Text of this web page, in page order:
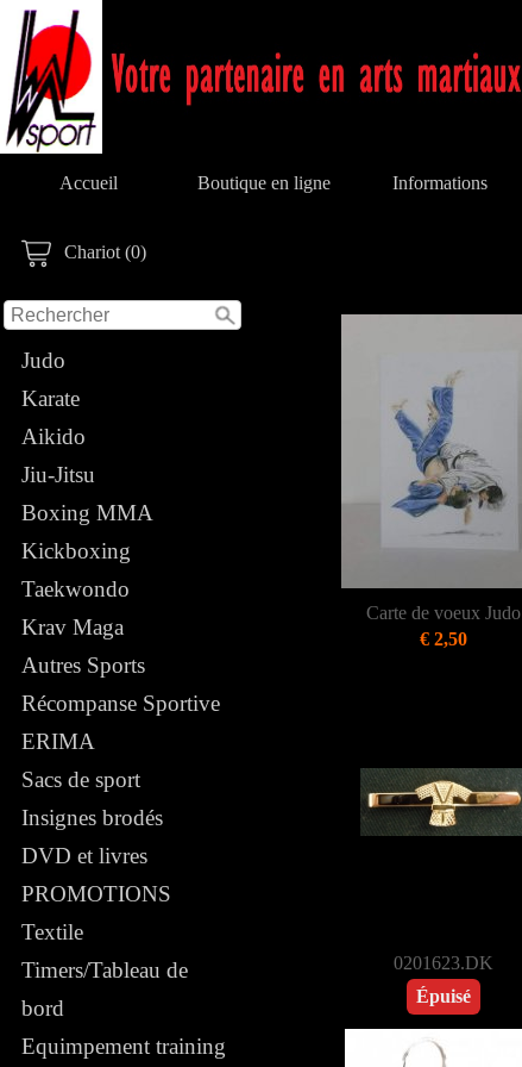
Accueil Boutique en ligne Informations
Chariot (0)
Judo
Karate
Aikido
Jiu-Jitsu
Boxing MMA
Kickboxing
Taekwondo
Krav Maga
Autres Sports
Récompanse Sportive
ERIMA
Sacs de sport
Insignes brodés
DVD et livres
PROMOTIONS
Textile
Timers/Tableau de
bord
Equimpement training
Carte de voeux Judo
€ 2,50
0201623.DK
Épuisé